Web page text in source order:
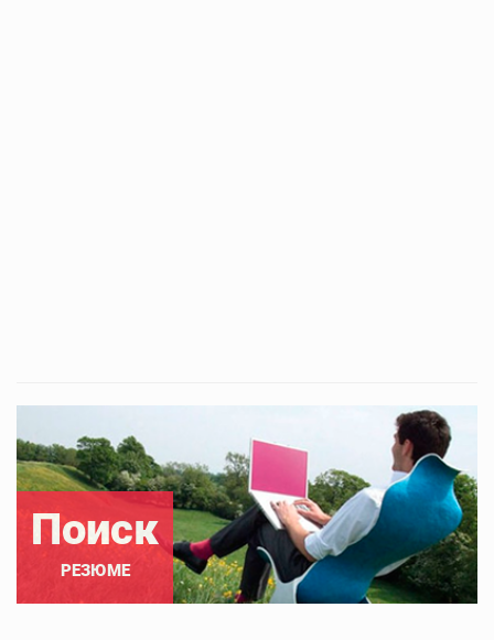
Поиск
РЕЗЮМЕ